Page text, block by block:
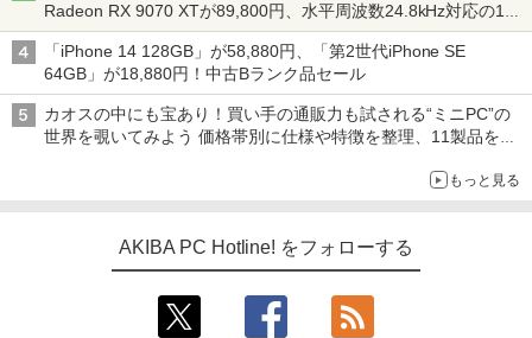
Radeon RX 9070 XTが89,800円、水平周波数24.8kHz対応の17
型モニターが9,801円、暑さ指数連動セール ほか
「iPhone 14 128GB」が58,880円、「第2世代iPhone SE
64GB」が18,880円！中古Bランク品セール
カオスの中にも宝あり！買い手の通販力も試される“ミニPC”の
世界を覗いてみよう 価格帯別に仕様や特徴を整理、11製品をピ
もっと見る
AKIBA PC Hotline! をフォローする